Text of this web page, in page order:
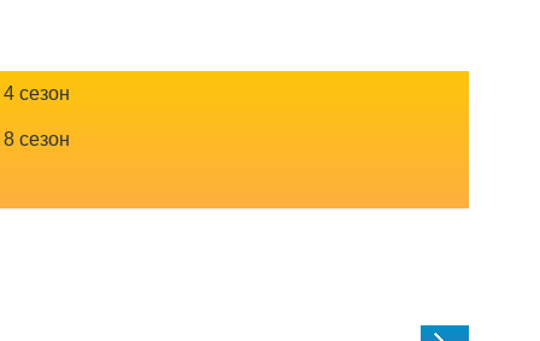
4 сезон
8 сезон